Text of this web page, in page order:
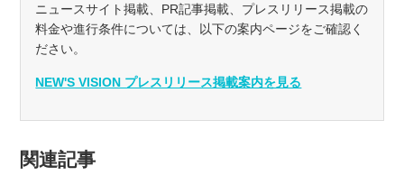
ニュースサイト掲載、PR記事掲載、プレスリリース掲載の
料金や進行条件については、以下の案内ページをご確認く
ださい。
NEW'S VISION プレスリリース掲載案内を見る
関連記事